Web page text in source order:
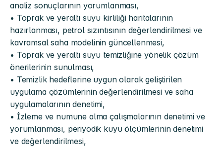
analiz sonuçlarının yorumlanması,
• Toprak ve yeraltı suyu kirliliği haritalarının
hazırlanması, petrol sızıntısının değerlendirilmesi ve
kavramsal saha modelinin güncellenmesi,
• Toprak ve yeraltı suyu temizliğine yönelik çözüm
önerilerinin sunulması,
• Temizlik hedeflerine uygun olarak geliştirilen
uygulama çözümlerinin değerlendirilmesi ve saha
uygulamalarının denetimi,
• İzleme ve numune alma çalışmalarının denetimi ve
yorumlanması, periyodik kuyu ölçümlerinin denetimi
ve değerlendirilmesi,